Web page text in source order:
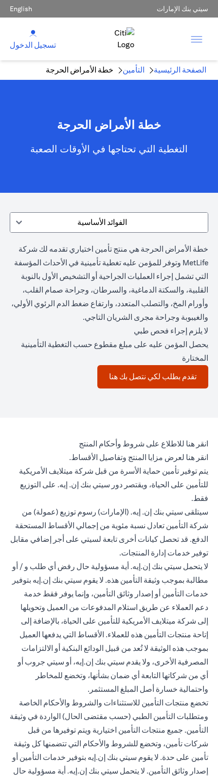
سيتي بنك الإمارات English
تسجيل الدخول
الصفحة الرئيسية التأمين خطة الأمراض الحرجة
خطة الأمراض الحرجة
التغطية التي تحتاجها في الأوقات الصعبة
الفوائد الأساسية
خطة الأمراض الحرجة هي منتج تأمين اختياري تقدمه لك شركة
MetLife وتوفر للمؤمن عليه تغطية تأمينية في الأحداث المؤسفة
التي تشمل إجراء العمليات الجراحية أو التشخيص الأول بالنوبة
القلبية، والسكتة الدماغية، والسرطان، وجراحة صمام القلب،
وأورام المخ، والتصلب المتعدد، وارتفاع ضغط الدم الرئوي الأولي،
والغيبوبة وجراحة مجرى الشريان التاجي.
لا يلزم إجراء فحص طبي
يحصل المؤمن عليه على مبلغ مقطوع حسب التغطية التأمينية
المختارة
تقدم بطلب لكي نتصل بك هنا
انقر هنا (opens in a new tab)للاطلاع على شروط وأحكام المنتج
انقر هنا (opens in a new tab)لعرض مزايا المنتج وتفاصيل الأقساط.
يتم توفير تأمين حماية الأسرة من قبل شركة ميتلايف الأمريكية
للتأمين على الحياة، ويقتصر دور سيتي بنك إن. إيه. على التوزيع
فقط.
سيتلقى سيتي بنك إن. إيه. (الإمارات) رسوم توزيع (عمولة) من
شركة التأمين تعادل نسبة مئوية من إجمالي الأقساط المستحقة
الدفع. قد تحصل كيانات أخرى تابعة لسيتي على أجر إضافي مقابل
توفير خدمات إدارة المنتجات.
لا يتحمل سيتي بنك إن.إيه. أية مسؤولية حال رفض أي طلب و / أو
مطالبة بموجب وثيقة التأمين هذه. لا يقوم سيتي بنك إن.إيه بتوفير
خدمات التأمين أو إصدار وثائق التأمين، وإنما يوفر فقط خدمة
دعم العملاء عن طريق استلام المدفوعات من العميل وتحويلها
إلى شركة ميتلايف الأمريكية للتأمين على الحياة، بالإضافة إلى
إتاحة منتجات التأمين هذه للعملاء. الأقساط التي يدفعها العميل
بموجب هذه الوثيقة لا تُعد من قبيل الودائع البنكية أو الالتزامات
المصرفية الأخرى، ولا يقدم سيتي بنك إن.إيه، أو سيتي جروب أو
أي من شركاتها التابعة أي ضمان بشأنها، وتخضع للمخاطر
واحتمالية خسارة أصل المبلغ المستثمر.
تخضع منتجات التأمين للاستثناءات والشروط والأحكام الخاصة
ومتطلبات التأمين الطبي (حسب مقتضى الحال) الواردة في وثيقة
التأمين. جميع منتجات التأمين اختيارية ويتم توفيرها من قبل
شركات تأمين، وتخضع للشروط والأحكام التي تتضمنها كل وثيقة
تأمين على حدة. لا يقوم سيتي بنك إن.إيه بتوفير خدمات التأمين أو
إصدار وثائق التأمين. لا يتحمل سيتي بنك إن.إيه. أية مسؤولية حال